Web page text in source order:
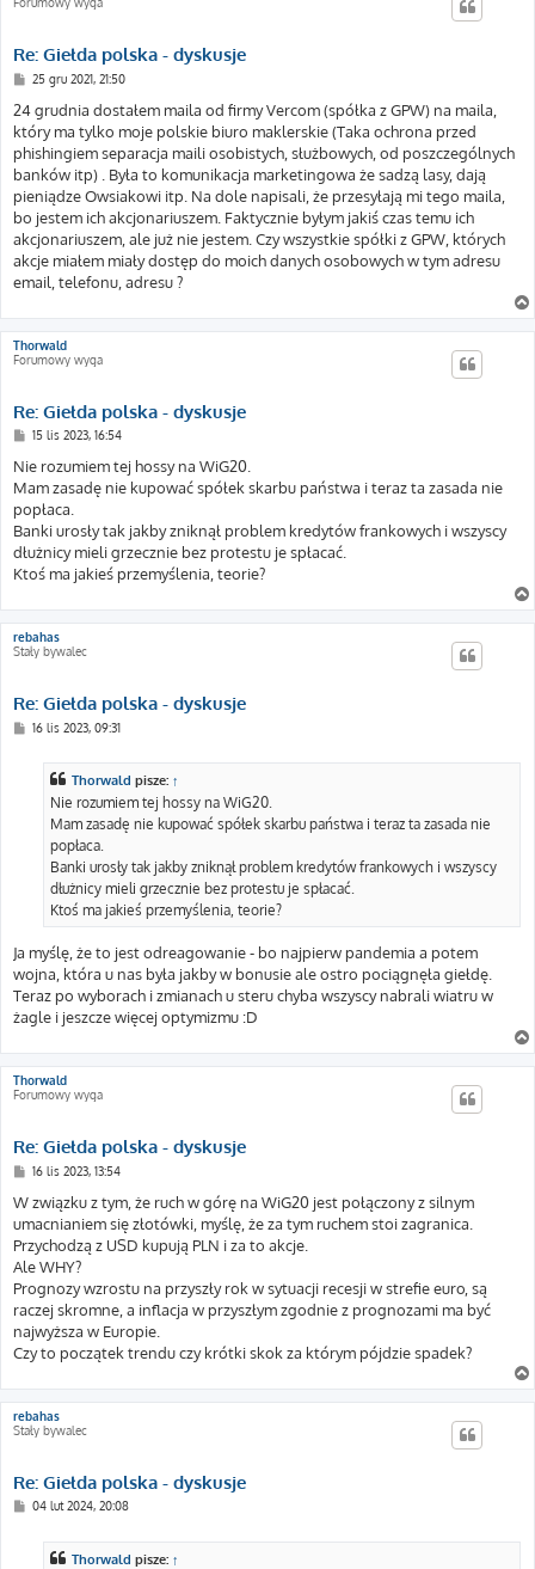
Re: Giełda polska - dyskusje
P
s
t
25 gru 2021, 21:50
24 grudnia dostałem maila od firmy Vercom (spółka z GPW) na maila,
który ma tylko moje polskie biuro maklerskie (Taka ochrona przed
phishingiem separacja maili osobistych, służbowych, od poszczególnych
banków itp) . Była to komunikacja marketingowa że sadzą lasy, dają
pieniądze Owsiakowi itp. Na dole napisali, że przesyłają mi tego maila,
bo jestem ich akcjonariuszem. Faktycznie byłym jakiś czas temu ich
akcjonariuszem, ale już nie jestem. Czy wszystkie spółki z GPW, których
akcje miałem miały dostęp do moich danych osobowych w tym adresu
email, telefonu, adresu ?
Thorwald
Forumowy wyga
Re: Giełda polska - dyskusje
P
s
t
15 lis 2023, 16:54
Nie rozumiem tej hossy na WiG20.
Mam zasadę nie kupować spółek skarbu państwa i teraz ta zasada nie
popłaca.
Banki urosły tak jakby zniknął problem kredytów frankowych i wszyscy
dłużnicy mieli grzecznie bez protestu je spłacać.
Ktoś ma jakieś przemyślenia, teorie?
rebahas
Stały bywalec
Re: Giełda polska - dyskusje
P16 lis 2023, 09:31
Thorwald pisze: ↑
Nie rozumiem tej hossy na WiG20.
Mam zasadę nie kupować spółek skarbu państwa i teraz ta zasada nie
popłaca.
Banki urosły tak jakby zniknął problem kredytów frankowych i wszyscy
dłużnicy mieli grzecznie bez protestu je spłacać.
Ktoś ma jakieś przemyślenia, teorie?
Ja myślę, że to jest odreagowanie - bo najpierw pandemia a potem
wojna, która u nas była jakby w bonusie ale ostro pociągnęła giełdę.
Teraz po wyborach i zmianach u steru chyba wszyscy nabrali wiatru w
żagle i jeszcze więcej optymizmu :D
Thorwald
Forumowy wyga
Re: Giełda polska - dyskusje
P
s
16 lis 2023, 13:54
W związku z tym, że ruch w górę na WiG20 jest połączony z silnym
umacnianiem się złotówki, myślę, że za tym ruchem stoi zagranica.
Przychodzą z USD kupują PLN i za to akcje.
Ale WHY?
Prognozy wzrostu na przyszły rok w sytuacji recesji w strefie euro, są
raczej skromne, a inflacja w przyszłym zgodnie z prognozami ma być
najwyższa w Europie.
Czy to początek trendu czy krótki skok za którym pójdzie spadek?
rebahas
Stały bywalec
Re: Giełda polska - dyskusje
P04 lut 2024, 20:08
Thorwald pisze: ↑